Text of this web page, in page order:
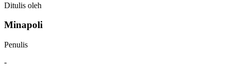
Ditulis oleh
Minapoli
Penulis
-